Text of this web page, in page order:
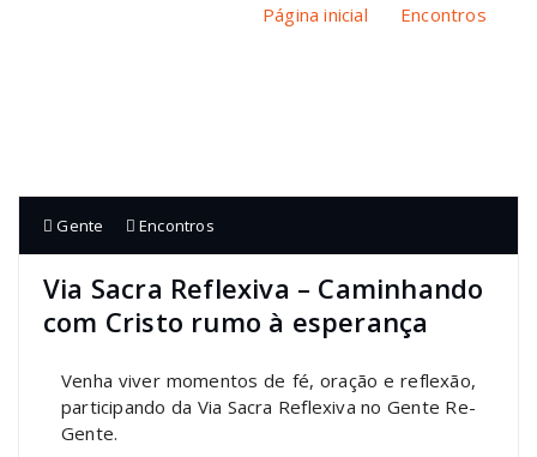
Página inicial Encontros
Gente Encontros
Via Sacra Reflexiva – Caminhando
com Cristo rumo à esperança
Venha viver momentos de fé, oração e reflexão,
participando da Via Sacra Reflexiva no Gente Re-
Gente.